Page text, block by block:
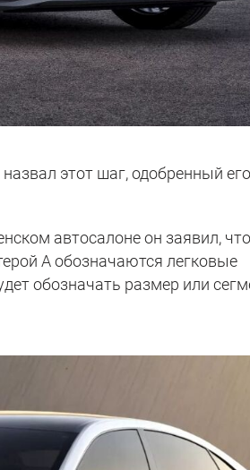
этот шаг, одобренный
автосалоне он заявил,
A обозначаются легковые
обозначать размер или